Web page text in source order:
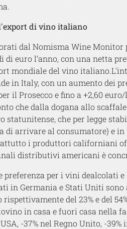
.
di vinoitaliano
dal Nomisma Wine Monitor
di euro l’anno, con una netta
mondiale del vino italiano.
in Italy, con un aumento dei
il Prosecco e fino a +2,60
che dalla dogana allo
statunitense, che per legge
di arrivare al consumatore) e in
i produttori californiani
distributivi americani è
preferenza per i vini dealcolati e
in Germania e Stati Uniti
rispettivamentedel 23% e del 54
vino in casa e fuori casa nella
-37% nel Regno Unito, -